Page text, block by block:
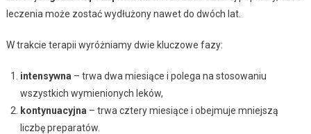
leczenia może zostać wydłużony nawet do dwóch lat.
W trakcie terapii wyróżniamy dwie kluczowe fazy:
intensywna – trwa dwa miesiące i polega na stosowaniu
wszystkich wymienionych leków,
kontynuacyjna – trwa cztery miesiące i obejmuje mniejszą
liczbę preparatów.